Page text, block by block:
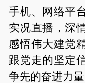
手机、网络平
实况直播，深
感悟伟大建党
跟党走的坚定
争先的奋进力量